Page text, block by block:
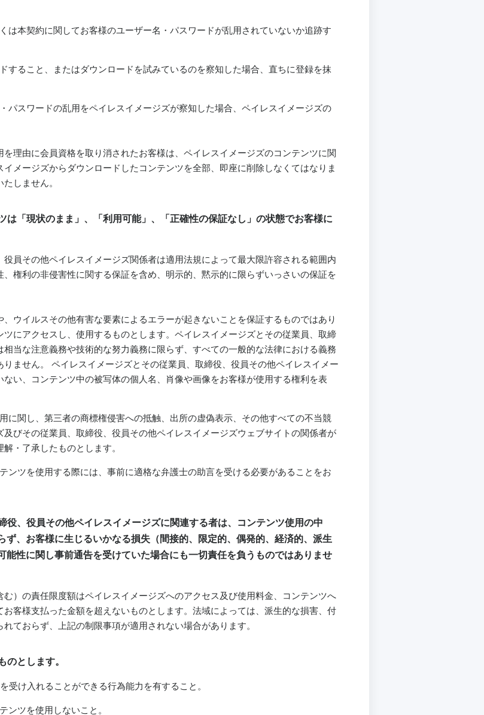
は本契約に関してお客様のユーザー名・パスワードが乱用されていないか追跡す
すること、またはダウンロードを試みているのを察知した場合、直ちに登録を抹
パスワードの乱用をペイレスイメージズが察知した場合、ペイレスイメージズの
理由に会員資格を取り消されたお客様は、ペイレスイメージズのコンテンツに関
メージズからダウンロードしたコンテンツを全部、即座に削除しなくてはなりま
しません。
は「現状のまま」、「利用可能」、「正確性の保証なし」の状態でお客様に
員その他ペイレスイメージズ関係者は適用法規によって最大限許容される範囲内
権利の非侵害性に関する保証を含め、明示的、黙示的に限らずいっさいの保証を
ウイルスその他有害な要素によるエラーが起きないことを保証するものではあり
にアクセスし、使用するものとします。ペイレスイメージズとその従業員、取締
当な注意義務や技術的な努力義務に限らず、すべての一般的な法律における義務
ません。 ペイレスイメージズとその従業員、取締役、役員その他ペイレスイメー
い、コンテンツ中の被写体の個人名、肖像や画像をお客様が使用する権利を表
に関し、第三者の商標権侵害への抵触、出所の虚偽表示、その他すべての不当競
びその従業員、取締役、役員その他ペイレスイメージズウェブサイトの関係者が
・了承したものとします。
ンツを使用する際には、事前に適格な弁護士の助言を受ける必要があることをお
役、役員その他ペイレスイメージズに関連する者は、コンテンツ使用の中
ず、お客様に生じるいかなる損失（間接的、限定的、偶発的、経済的、派生
能性に関し事前通告を受けていた場合にも一切責任を負うものではありませ
）の責任限度額はペイレスイメージズへのアクセス及び使用料金、コンテンツへ
客様支払った金額を超えないものとします。法域によっては、派生的な損害、付
ておらず、上記の制限事項が適用されない場合があります。
のとします。
受け入れることができる行為能力を有すること。
ンツを使用しないこと。